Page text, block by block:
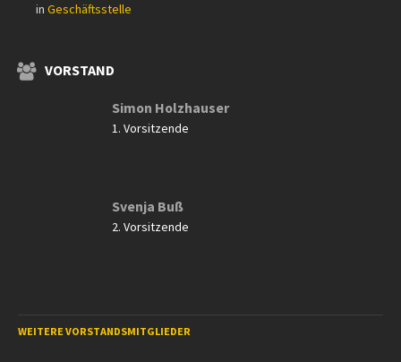
in Geschäftsstelle
VORSTAND
Simon Holzhauser
1. Vorsitzende
Svenja Buß
2. Vorsitzende
WEITERE VORSTANDSMITGLIEDER